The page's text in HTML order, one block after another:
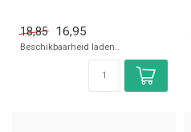
18,85 16,95
Beschikbaarheid laden..